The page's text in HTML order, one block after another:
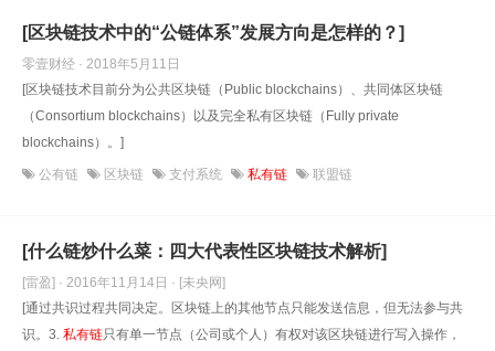
[区块链技术中的“公链体系”发展方向是怎样的？]
零壹财经 · 2018年5月11日
[区块链技术目前分为公共区块链（Public blockchains）、共同体区块链
（Consortium blockchains）以及完全私有区块链（Fully private
blockchains）。]
公有链 区块链 支付系统 私有链 联盟链
[什么链炒什么菜：四大代表性区块链技术解析]
[雷盈] · 2016年11月14日 · [未央网]
[通过共识过程共同决定。区块链上的其他节点只能发送信息，但无法参与共
识。3. 私有链只有单一节点（公司或个人）有权对该区块链进行写入操作，